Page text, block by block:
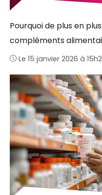
Pourquoi de plus en
compléments
Le 15 janvier 2026 à